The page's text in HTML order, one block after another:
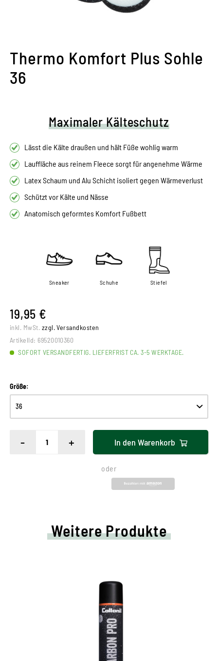
Thermo Komfort Plus Sohle
36
Maximaler Kälteschutz
Lässt die Kälte draußen und hält Füße wohlig warm
Lauffläche aus reinem Fleece sorgt für angenehme Wärme
Latex Schaum und Alu Schicht isoliert gegen Wärmeverlust
Schützt vor Kälte und Nässe
Anatomisch geformtes Komfort Fußbett
Sneaker Schuhe Stiefel
19,95 €
inkl. MwSt. zzgl. Versandkosten
ArtikelId: 69520010360
SOFORT VERSANDFERTIG. LIEFERFRIST CA. 3-5 WERKTAGE.
Größe:
- + In den Warenkorb
oder
Weitere Produkte
HighTech-Schutz für alle
Materialien
für Schuhe, Funktionsjacken, Handtaschen,